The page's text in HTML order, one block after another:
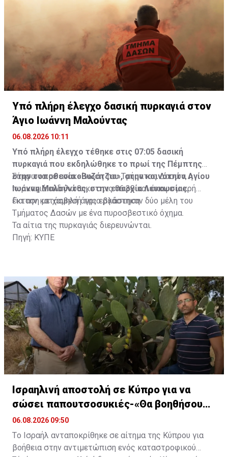
Υπό πλήρη έλεγχο δασική πυρκαγιά στον
Άγιο Ιωάννη Μαλούντας
06.08.2026 10:11
Υπό πλήρη έλεγχο τέθηκε στις 07:05 δασική
πυρκαγιά που εκδηλώθηκε το πρωί της Πέμπτης
στην τοποθεσία «Βυζάτζια», στην κοινότητα Αγίου
Ιωάννη Μαλούντας, στην επαρχία Λευκωσίας.
Σύμφωνα με ανακοίνωση του Τμήματος Δασών, η
πυρκαγιά εκδηλώθηκε στις 06:30 και έκαψε μικρή
έκταση με χαμηλή άγρια βλάστηση.
Για την κατάσβεσή της εργάστηκαν δύο μέλη του
Τμήματος Δασών με ένα πυροσβεστικό όχημα.
Τα αίτια της πυρκαγιάς διερευνώνται.
Πηγή: ΚΥΠΕ
Ισραηλινή αποστολή σε Κύπρο για να
σώσει παπουτσοσυκιές-«Θα βοηθήσουμε
δωρεάν»
06.08.2026 09:50
Tο Ισραήλ ανταποκρίθηκε σε αίτημα της Κύπρου για
βοήθεια στην αντιμετώπιση ενός καταστροφικού